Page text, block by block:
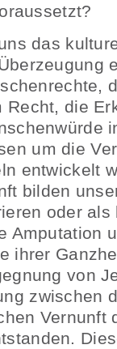
das
Recht, die
um die
entwickelt
bilden
oder
Amputation
ihrer
von
zwischen
Vernunft